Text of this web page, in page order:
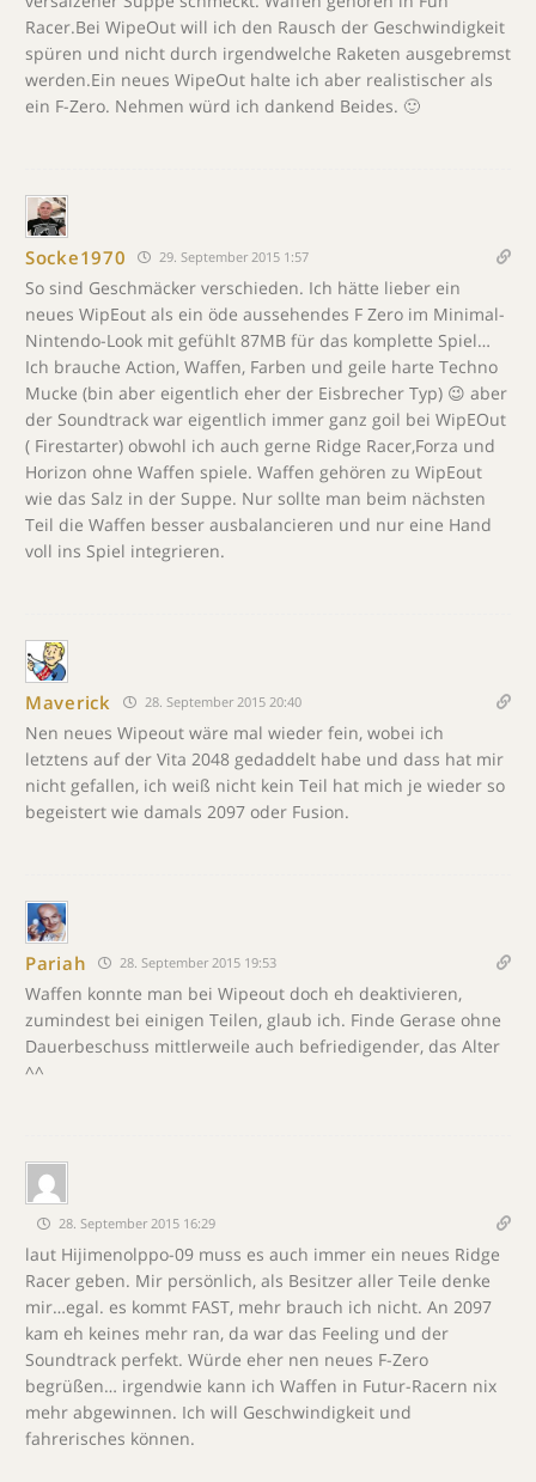
Racer.Bei WipeOut will ich den Rausch der Geschwindigkeit
spüren und nicht durch irgendwelche Raketen ausgebremst
werden.Ein neues WipeOut halte ich aber realistischer als
ein F-Zero. Nehmen würd ich dankend Beides. 🙂
Socke1970 29. September 2015 1:57
So sind Geschmäcker verschieden. Ich hätte lieber ein
neues WipEout als ein öde aussehendes F Zero im Minimal-
Nintendo-Look mit gefühlt 87MB für das komplette Spiel…
Ich brauche Action, Waffen, Farben und geile harte Techno
Mucke (bin aber eigentlich eher der Eisbrecher Typ) 😉 aber
der Soundtrack war eigentlich immer ganz goil bei WipEOut
( Firestarter) obwohl ich auch gerne Ridge Racer,Forza und
Horizon ohne Waffen spiele. Waffen gehören zu WipEout
wie das Salz in der Suppe. Nur sollte man beim nächsten
Teil die Waffen besser ausbalancieren und nur eine Hand
voll ins Spiel integrieren.
Maverick 28. September 2015 20:40
Nen neues Wipeout wäre mal wieder fein, wobei ich
letztens auf der Vita 2048 gedaddelt habe und dass hat mir
nicht gefallen, ich weiß nicht kein Teil hat mich je wieder so
begeistert wie damals 2097 oder Fusion.
Pariah 28. September 2015 19:53
Waffen konnte man bei Wipeout doch eh deaktivieren,
zumindest bei einigen Teilen, glaub ich. Finde Gerase ohne
Dauerbeschuss mittlerweile auch befriedigender, das Alter
^^
28. September 2015 16:29
laut Hijimenolppo-09 muss es auch immer ein neues Ridge
Racer geben. Mir persönlich, als Besitzer aller Teile denke
mir…egal. es kommt FAST, mehr brauch ich nicht. An 2097
kam eh keines mehr ran, da war das Feeling und der
Soundtrack perfekt. Würde eher nen neues F-Zero
begrüßen… irgendwie kann ich Waffen in Futur-Racern nix
mehr abgewinnen. Ich will Geschwindigkeit und
fahrerisches können.